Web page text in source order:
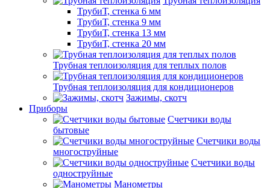
ТрубиТ, стенка 6 мм
ТрубиТ, стенка 9 мм
ТрубиТ, стенка 13 мм
ТрубиТ, стенка 20 мм
Трубная теплоизоляция для теплых полов
Трубная теплоизоляция для кондиционеров
Зажимы, скотч
Приборы
Счетчики воды
бытовые
Счетчики воды
многоструйные
Счетчики воды
одноструйные
Манометры